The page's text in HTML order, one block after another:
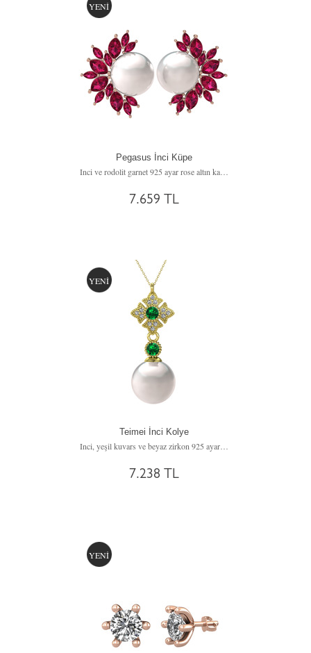
YENİ
Pegasus İnci Küpe
Inci ve rodolit garnet 925 ayar rose altın kaplama gümüş küpe
7.659 TL
YENİ
Teimei İnci Kolye
Inci, yeşil kuvars ve beyaz zirkon 925 ayar altın kaplama gümüş kolye (40 cm gümüş rolo zincir)
7.238 TL
YENİ